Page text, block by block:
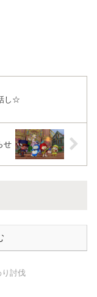
し☆
せ
り討伐